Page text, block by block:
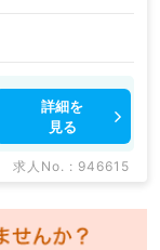
詳細を
見る
求人No. : 946615